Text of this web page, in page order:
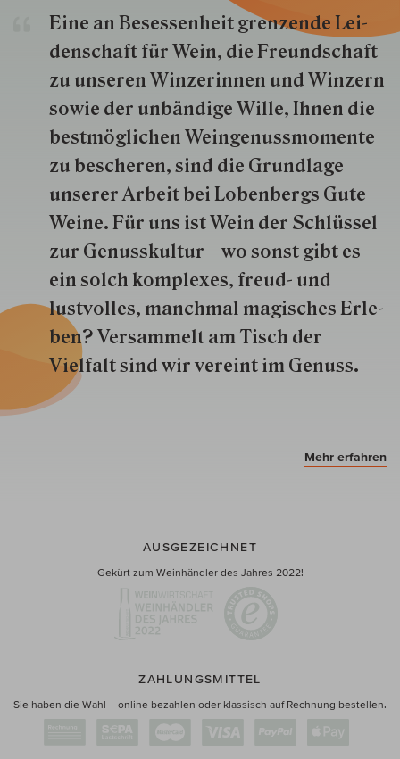
Eine an Besessenheit gren­zende Lei­
den­schaft für Wein, die Freund­schaft
zu unseren Win­zer­innen und Win­zern
so­wie der un­bän­dige Wille, Ihnen die
best­mög­lich­en Wein­genuss­momente
zu besche­ren, sind die Grund­lage
unserer Arbeit bei Lobenbergs Gute
Weine. Für uns ist Wein der Schlüs­sel
zur Genuss­kultur – wo sonst gibt es
ein solch kom­plexes, freud- und
lustvolles, manchmal ma­gisch­es Er­le­
ben? Versammelt am Tisch der
Vielfalt sind wir ver­eint im Genuss.
Mehr erfahren
AUSGEZEICHNET
Gekürt zum Weinhändler des Jahres 2022!
ZAHLUNGSMITTEL
Sie haben die Wahl – online bezahlen oder klassisch auf Rechnung bestellen.